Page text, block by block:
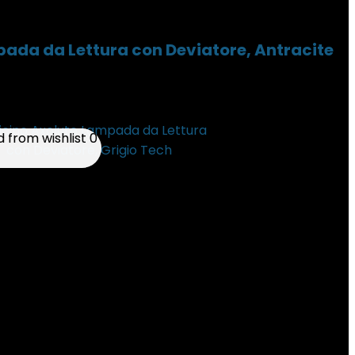
da Lettura con Deviatore, Antracite
from wishlist 0
from wishlist 0